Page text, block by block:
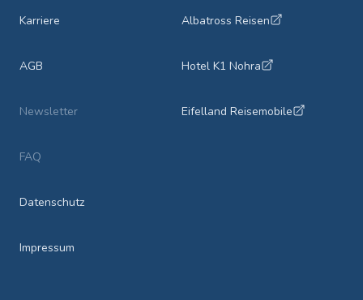
Karriere
AGB
Newsletter
FAQ
Datenschutz
Impressum
Albatross Reisen
Hotel K1 Nohra
Eifelland Reisemobile